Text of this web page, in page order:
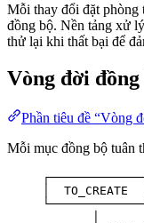
Mỗi thay đổi đặt phòng
đồng bộ. Nền tảng xử
thử lại khi thất bại để
Vòng đời đồng
Phần tiêu đề “Vòng
Mỗi mục đồng bộ tuân
│  TO_CREATE